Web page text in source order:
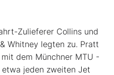
Zulieferer Collins und
Whitney legten zu. Pratt
dem Münchner MTU -
jeden zweiten Jet